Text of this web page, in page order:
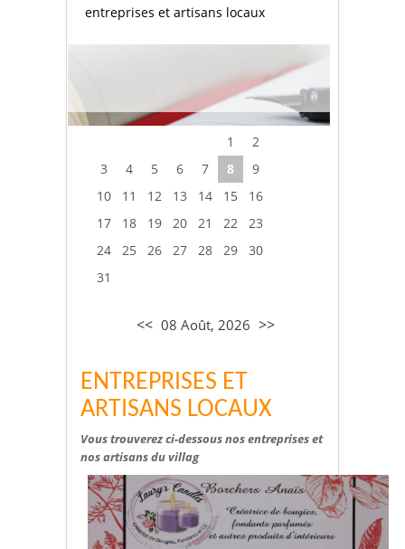
entreprises et artisans locaux
1
2
3
4 5 6 7 8
9
10
11 12 13 14 15
16
17
18 19 20 21 22
23
24
25 26 27 28 29
30
31
<< 08 Août, 2026 >>
ENTREPRISES ET
ARTISANS LOCAUX
Vous trouverez ci-dessous nos entreprises et
nos artisans du villag